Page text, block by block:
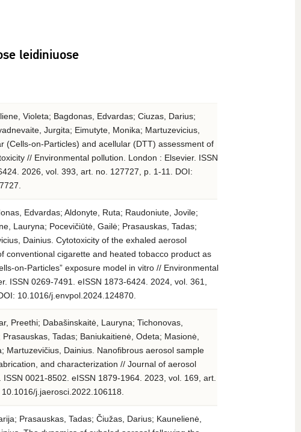
leidiniuose
Violeta; Bagdonas, Edvardas; Ciuzas, Darius;
Jurgita; Eimutyte, Monika; Martuzevicius,
(Cells-on-Particles) and acellular (DTT) assessment of
// Environmental pollution. London : Elsevier. ISSN
2026, vol. 393, art. no. 127727, p. 1-11. DOI:
Edvardas; Aldonyte, Ruta; Raudoniute, Jovile;
Lauryna; Pocevičiūtė, Gailė; Prasauskas, Tadas;
Dainius. Cytotoxicity of the exhaled aerosol
conventional cigarette and heated tobacco product as
on-Particles” exposure model in vitro // Environmental
ISSN 0269-7491. eISSN 1873-6424. 2024, vol. 361,
10.1016/j.envpol.2024.124870.
Preethi; Dabašinskaitė, Lauryna; Tichonovas,
Tadas; Baniukaitienė, Odeta; Masionė,
Martuzevičius, Dainius. Nanofibrous aerosol sample
and characterization // Journal of aerosol
0021-8502. eISSN 1879-1964. 2023, vol. 169, art.
j.jaerosci.2022.106118.
Prasauskas, Tadas; Čiužas, Darius; Kaunelienė,